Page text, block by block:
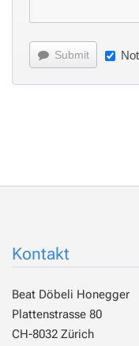
Submit
Kontakt
Beat Döbeli Honegger
Plattenstrasse 80
CH-8032 Zürich